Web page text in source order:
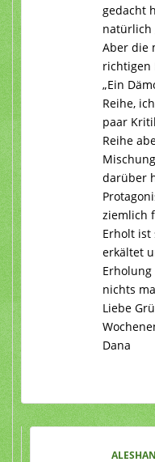
gedacht
natürlich
Aber die
richtigen
„Ein
Reihe,
paar
Reihe
darüber
ziemlich
Erholt ist
erkältet
nichts
Liebe
Dana